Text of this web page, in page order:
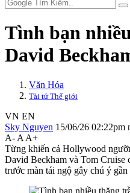
Tình bạn
David
Văn Hóa
Tài tử Thế giới
VN EN
Sky Nguyen 15/06/26 02:22pm
A- A A+
Từng khiến cả Hollywood
David Beckham và Tom Cruise
trước màn tái ngộ gây chú ý gần